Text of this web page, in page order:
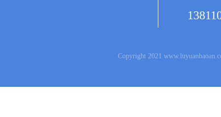
Copyright 2021